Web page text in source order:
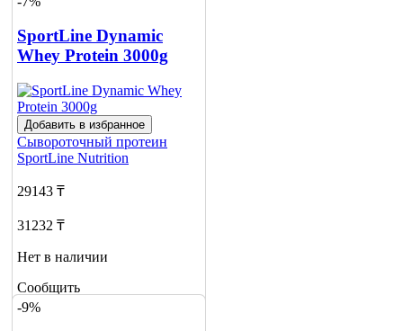
SportLine Dynamic
Whey Protein 3000g
Добавить в избранное
Сывороточный протеин
SportLine Nutrition
29143 ₸
31232 ₸
Нет в наличии
Сообщить
о наличии
-9%